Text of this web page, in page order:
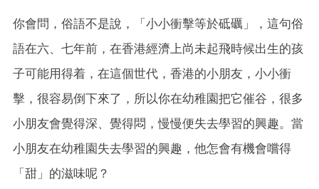
你會問，俗語不是說，「小小衝擊等於砥礪」，這句俗
語在六、七年前，在香港經濟上尚未起飛時候出生的孩
子可能用得着，在這個世代，香港的小朋友，小小衝
擊，很容易倒下來了，所以你在幼稚園把它催谷，很多
小朋友會覺得深、覺得悶，慢慢便失去學習的興趣。當
小朋友在幼稚園失去學習的興趣，他怎會有機會嚐得
「甜」的滋味呢？